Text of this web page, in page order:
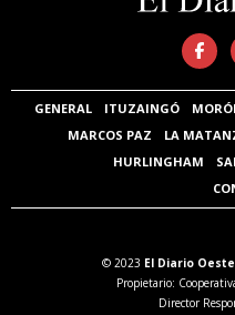
GENERAL ITUZAINGÓ
MARCOS PAZ
LA
HURLINGHAM
© 2023 El Diario Oeste
Propietario:
Director